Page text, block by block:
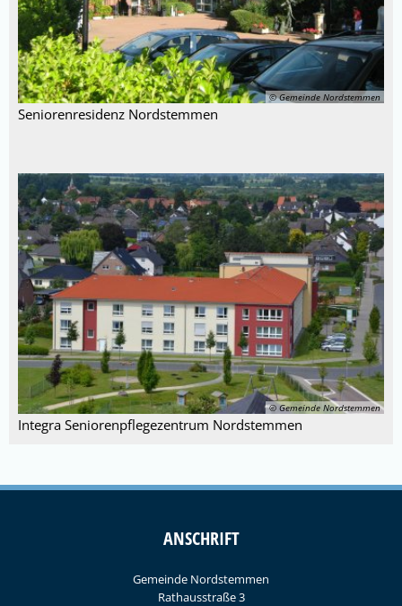
© Gemeinde Nordstemmen
Seniorenresidenz Nordstemmen
© Gemeinde Nordstemmen
Integra Seniorenpflegezentrum Nordstemmen
ANSCHRIFT
Gemeinde Nordstemmen
Rathausstraße 3